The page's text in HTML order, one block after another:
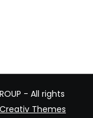
- All rights
Creativ Themes